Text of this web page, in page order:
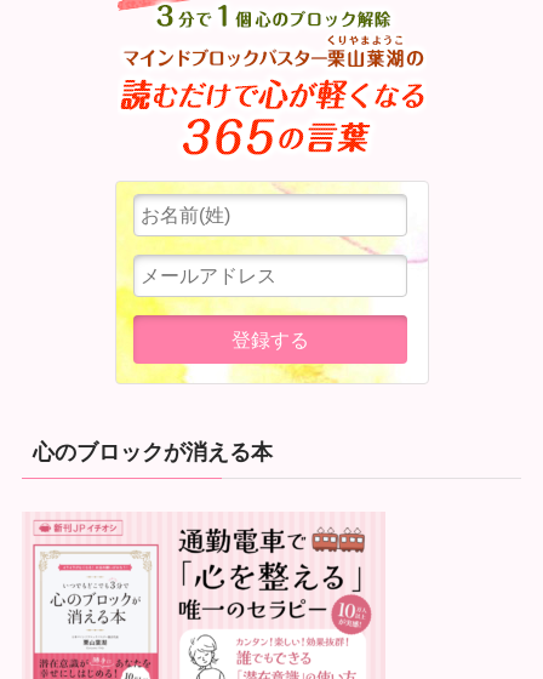
心のブロックが消える本